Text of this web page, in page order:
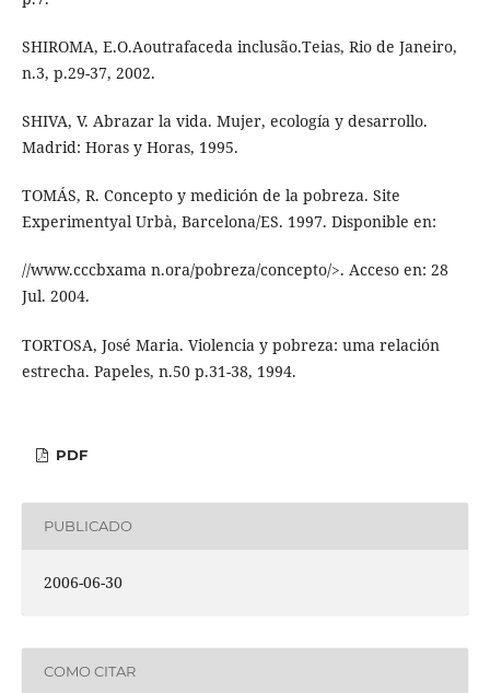
SHIROMA, E.O.Aoutrafaceda inclusão.Teias, Rio de Janeiro,
n.3, p.29-37, 2002.
SHIVA, V. Abrazar la vida. Mujer, ecología y desarrollo.
Madrid: Horas y Horas, 1995.
TOMÁS, R. Concepto y medición de la pobreza. Site
Experimentyal Urbà, Barcelona/ES. 1997. Disponible en:
//www.cccbxama n.ora/pobreza/concepto/>. Acceso en: 28
Jul. 2004.
TORTOSA, José Maria. Violencia y pobreza: uma relación
estrecha. Papeles, n.50 p.31-38, 1994.
PDF
PUBLICADO
2006-06-30
COMO CITAR